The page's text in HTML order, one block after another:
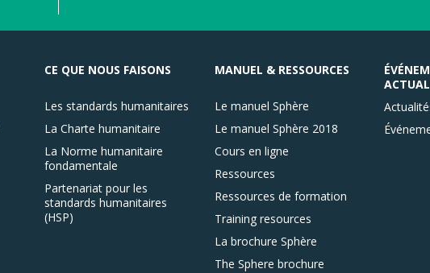
CE QUE NOUS FAISONS
Les standards humanitaires
La Charte humanitaire
La Norme humanitaire
fondamentale
Partenariat pour les
standards humanitaires
(HSP)
MANUEL & RESSOURCES
Le manuel Sphère
Le manuel Sphère 2018
Cours en ligne
Ressources
Ressources de formation
Training resources
La brochure Sphère
The Sphere brochure